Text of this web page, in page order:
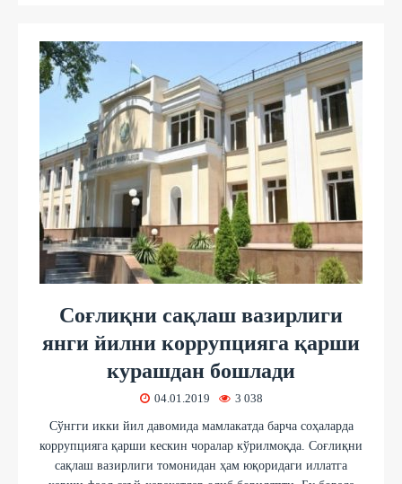
Соғлиқни сақлаш вазирлиги
янги йилни коррупцияга қарши
курашдан бошлади
04.01.2019 3 038
Сўнгги икки йил давомида мамлакатда барча соҳаларда
коррупцияга қарши кескин чоралар кўрилмоқда. Соғлиқни
сақлаш вазирлиги томонидан ҳам юқоридаги иллатга